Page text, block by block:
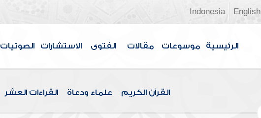
English
Indonesia
الرئيسية موسوعات مقالات الفتوى الاستشارات الصوتيات
القرآن الكريم علماء ودعاة القراءات العشر